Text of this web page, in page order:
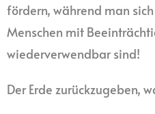
fördern, während man
Menschen mit
wiederverwendbar sind!
Der Erde zurückzugeben,